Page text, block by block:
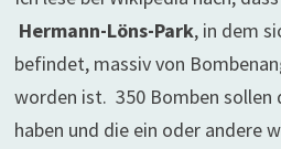
Hermann-Löns-Park, in dem
befindet, massiv von
worden ist. 350 Bomben sollen
haben und die ein oder andere